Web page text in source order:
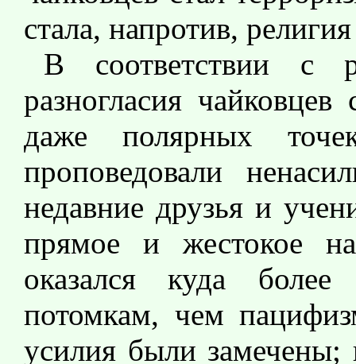
стала, напротив,
В соответствии с
разногласия
даже полярных
проповедовали
недавние друзья и
прямое и жестокое
оказался куда
потомкам, чем
усилия были